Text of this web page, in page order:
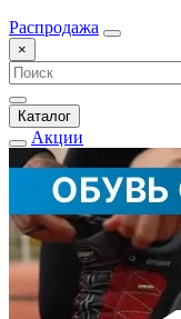
Распродажа
×
Каталог
Акции